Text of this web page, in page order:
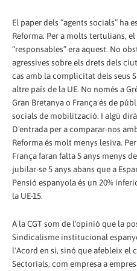
El paper dels “agents socials” ha
Reforma. Per a molts tertulians,
“responsables” era aquest. No
agressives sobre els drets dels
cas amb la complicitat dels seus
altre país de la UE. No només a
Gran Bretanya o França és de
socials de mobilització. I algú
D'entrada per a comparar-nos
Reforma és molt menys lesiva.
França faran falta 5 anys menys
jubilar-se 5 anys abans que a
Pensió espanyola és un 20%
la UE-15.
A la CGT som de l'opinió que la
Sindicalisme institucional
l'Acord en si, sinó que afebleix el
Sectorials, com empresa a